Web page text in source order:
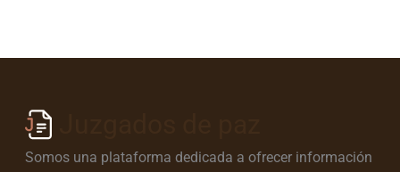
Somos una plataforma dedicada a ofrecer información